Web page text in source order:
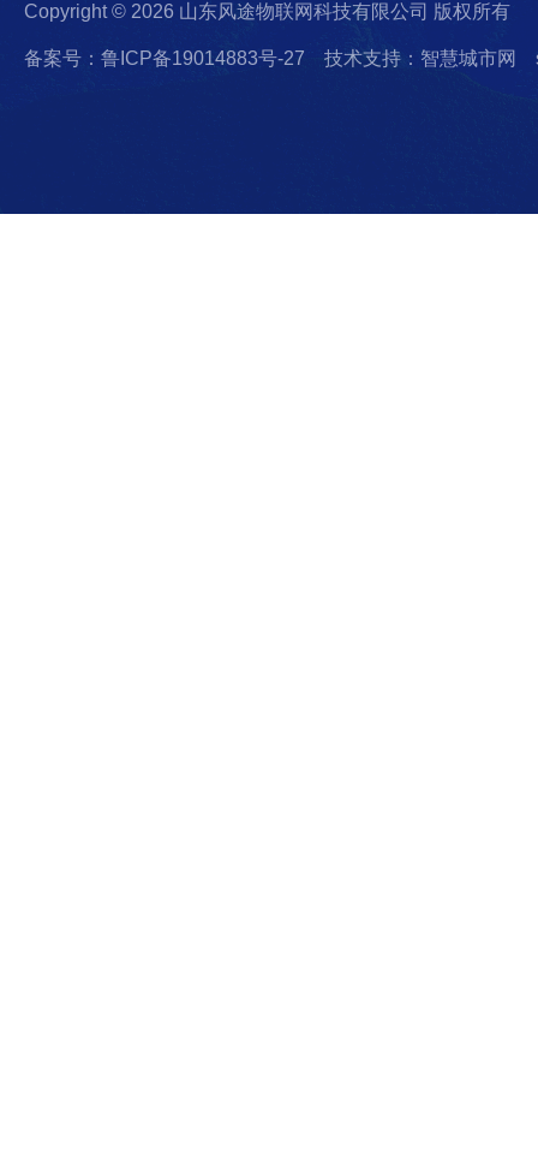
Copyright © 2026 山东风途物联网科技有限公司 版权所有
备案号：鲁ICP备19014883号-27 技术支持：智慧城市网